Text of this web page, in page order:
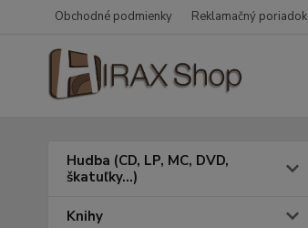
Obchodné podmienky Reklamačný poriadok
Hudba (CD, LP, MC, DVD,
škatuľky...)
Knihy